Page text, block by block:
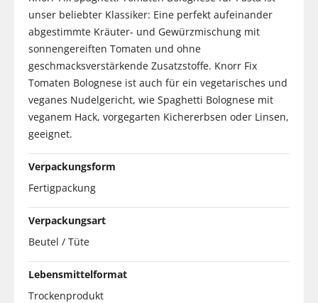
unser beliebter Klassiker: Eine perfekt aufeinander
abgestimmte Kräuter- und Gewürzmischung mit
sonnengereiften Tomaten und ohne
geschmacksverstärkende Zusatzstoffe. Knorr Fix
Tomaten Bolognese ist auch für ein vegetarisches und
veganes Nudelgericht, wie Spaghetti Bolognese mit
veganem Hack, vorgegarten Kichererbsen oder Linsen,
geeignet.
Verpackungsform
Fertigpackung
Verpackungsart
Beutel / Tüte
Lebensmittelformat
Trockenprodukt